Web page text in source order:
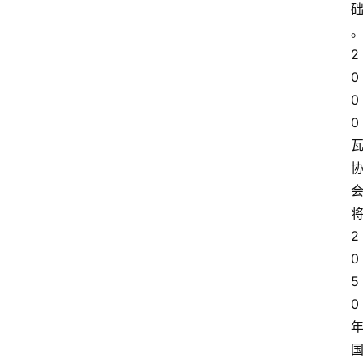
础
。
2
0
0
0
瓦
协
会
将
2
0
5
0
年
国